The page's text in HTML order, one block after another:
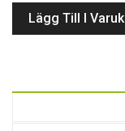
Lägg Till I